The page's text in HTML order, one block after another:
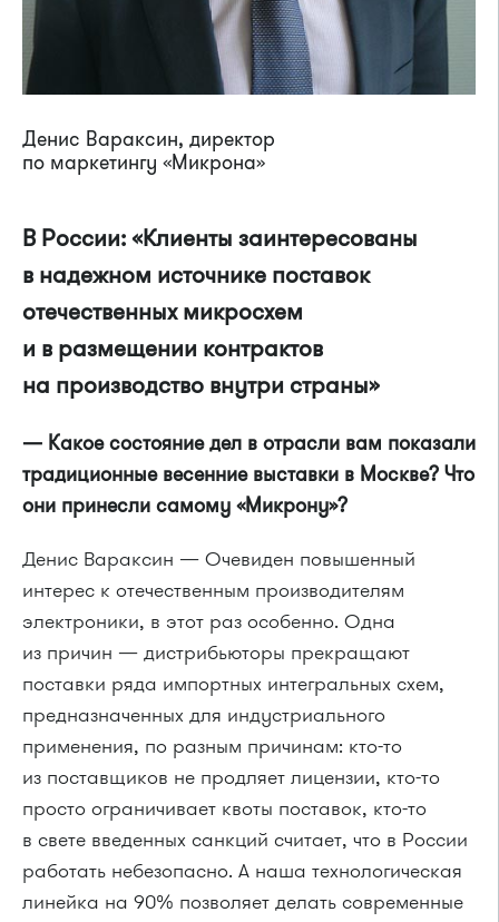
Денис Вараксин, директор
по маркетингу «Микрона»
В России: «Клиенты заинтересованы
в надежном источнике поставок
отечественных микросхем
и в размещении контрактов
на производство внутри страны»
— Какое состояние дел в отрасли вам показали
традиционные весенние выставки в Москве? Что
они принесли самому «Микрону»?
Денис Вараксин — Очевиден повышенный
интерес к отечественным производителям
электроники, в этот раз особенно. Одна
из причин — дистрибьюторы прекращают
поставки ряда импортных интегральных схем,
предназначенных для индустриального
применения, по разным причинам: кто-то
из поставщиков не продляет лицензии, кто-то
просто ограничивает квоты поставок, кто-то
в свете введенных санкций считает, что в России
работать небезопасно. А наша технологическая
линейка на 90% позволяет делать современные